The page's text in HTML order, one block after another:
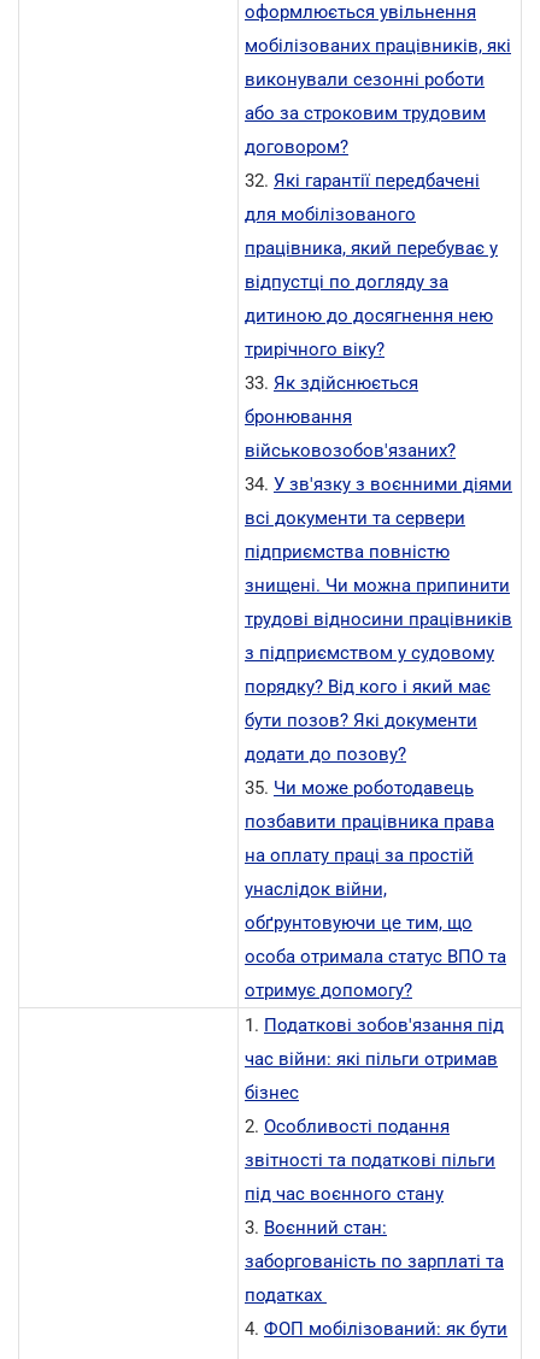
оформлюється увільнення
мобілізованих працівників, які
виконували сезонні роботи
або за строковим трудовим
договором?
32. Які гарантії передбачені
для мобілізованого
працівника, який перебуває у
відпустці по догляду за
дитиною до досягнення нею
трирічного віку?
33. Як здійснюється
бронювання
військовозобов'язаних?
34. У зв'язку з воєнними діями
всі документи та сервери
підприємства повністю
знищені. Чи можна припинити
трудові відносини працівників
з підприємством у судовому
порядку? Від кого і який має
бути позов? Які документи
додати до позову?
35. Чи може роботодавець
позбавити працівника права
на оплату праці за простій
унаслідок війни,
обґрунтовуючи це тим, що
особа отримала статус ВПО та
отримує допомогу?
1. Податкові зобов'язання під
час війни: які пільги отримав
бізнес
2. Особливості подання
звітності та податкові пільги
під час воєнного стану
3. Воєнний стан:
заборгованість по зарплаті та
податках
4. ФОП мобілізований: як бути